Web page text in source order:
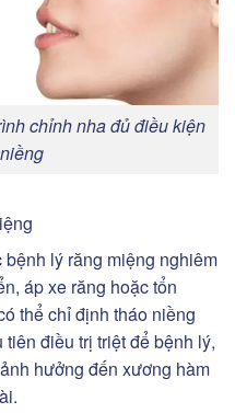
chỉnh nha đủ điều kiện
lý răng miệng nghiêm
áp xe răng hoặc tổn
thể chỉ định tháo niềng
điều trị triệt để bệnh lý,
hưởng đến xương hàm